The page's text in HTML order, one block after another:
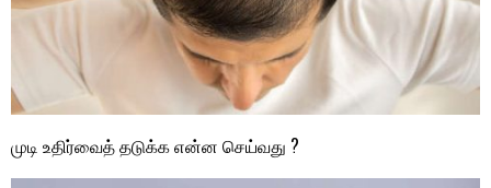
முடி உதிர்வைத் தடுக்க என்ன செய்வது ?